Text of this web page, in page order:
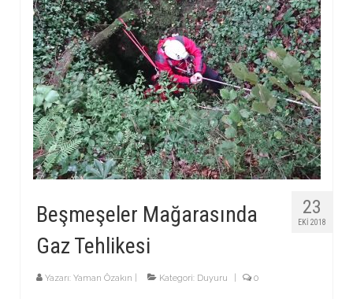
23
EKI 2018
Beşmeşeler Mağarasında
Gaz Tehlikesi
Yazarı: Yaman Özakın Kategori: Duyuru 0